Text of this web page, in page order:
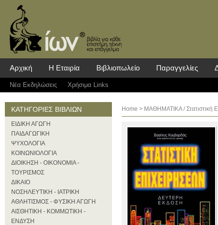
Αρχική Η Εταιρία Βιβλιοπωλείο Παραγγελίες
Νέα Eκδηλώσεις Χρήσιμα Links
ΚΑΤΗΓΟΡΙΕΣ ΒΙΒΛΙΩΝ
ΕΙΔΙΚΗ ΑΓΩΓΗ
ΠΑΙΔΑΓΩΓΙΚΗ
ΨΥΧΟΛΟΓΙΑ
ΚΟΙΝΩΝΙΟΛΟΓΙΑ
ΔΙΟΙΚΗΣΗ - ΟΙΚΟΝΟΜΙΑ -
ΤΟΥΡΙΣΜΟΣ
ΔΙΚΑΙΟ
ΝΟΣΗΛΕΥΤΙΚΗ - ΙΑΤΡΙΚΗ
ΑΘΛΗΤΙΣΜΟΣ - ΦΥΣΙΚΗ ΑΓΩΓΗ
ΑΙΣΘΗΤΙΚΗ - ΚΟΜΜΩΤΙΚΗ -
ΕΝΔΥΣΗ
Home > ΜΑΘΗΜΑΤΙΚΑ/ Στατιστική